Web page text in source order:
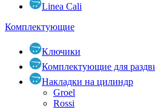
Linea Cali
Комплектующие
Ключики
Комплектующие для
Накладки на цилиндр
Groel
Rossi